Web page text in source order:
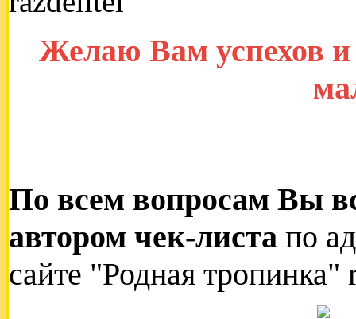
Желаю Вам успехов
По всем вопросам Вы
автором чек-листа по
сайте "Родная